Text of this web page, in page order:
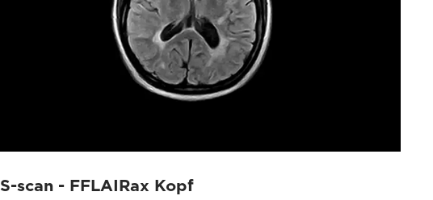
S-scan - FFLAIRax Kopf